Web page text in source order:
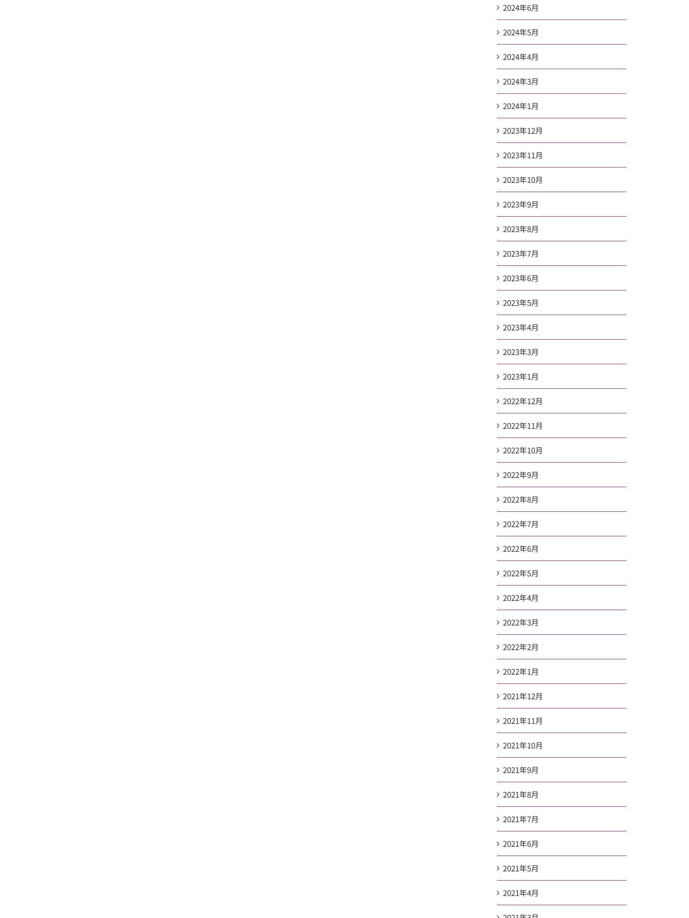
2024年6月
2024年5月
2024年4月
2024年3月
2024年1月
2023年12月
2023年11月
2023年10月
2023年9月
2023年8月
2023年7月
2023年6月
2023年5月
2023年4月
2023年3月
2023年1月
2022年12月
2022年11月
2022年10月
2022年9月
2022年8月
2022年7月
2022年6月
2022年5月
2022年4月
2022年3月
2022年2月
2022年1月
2021年12月
2021年11月
2021年10月
2021年9月
2021年8月
2021年7月
2021年6月
2021年5月
2021年4月